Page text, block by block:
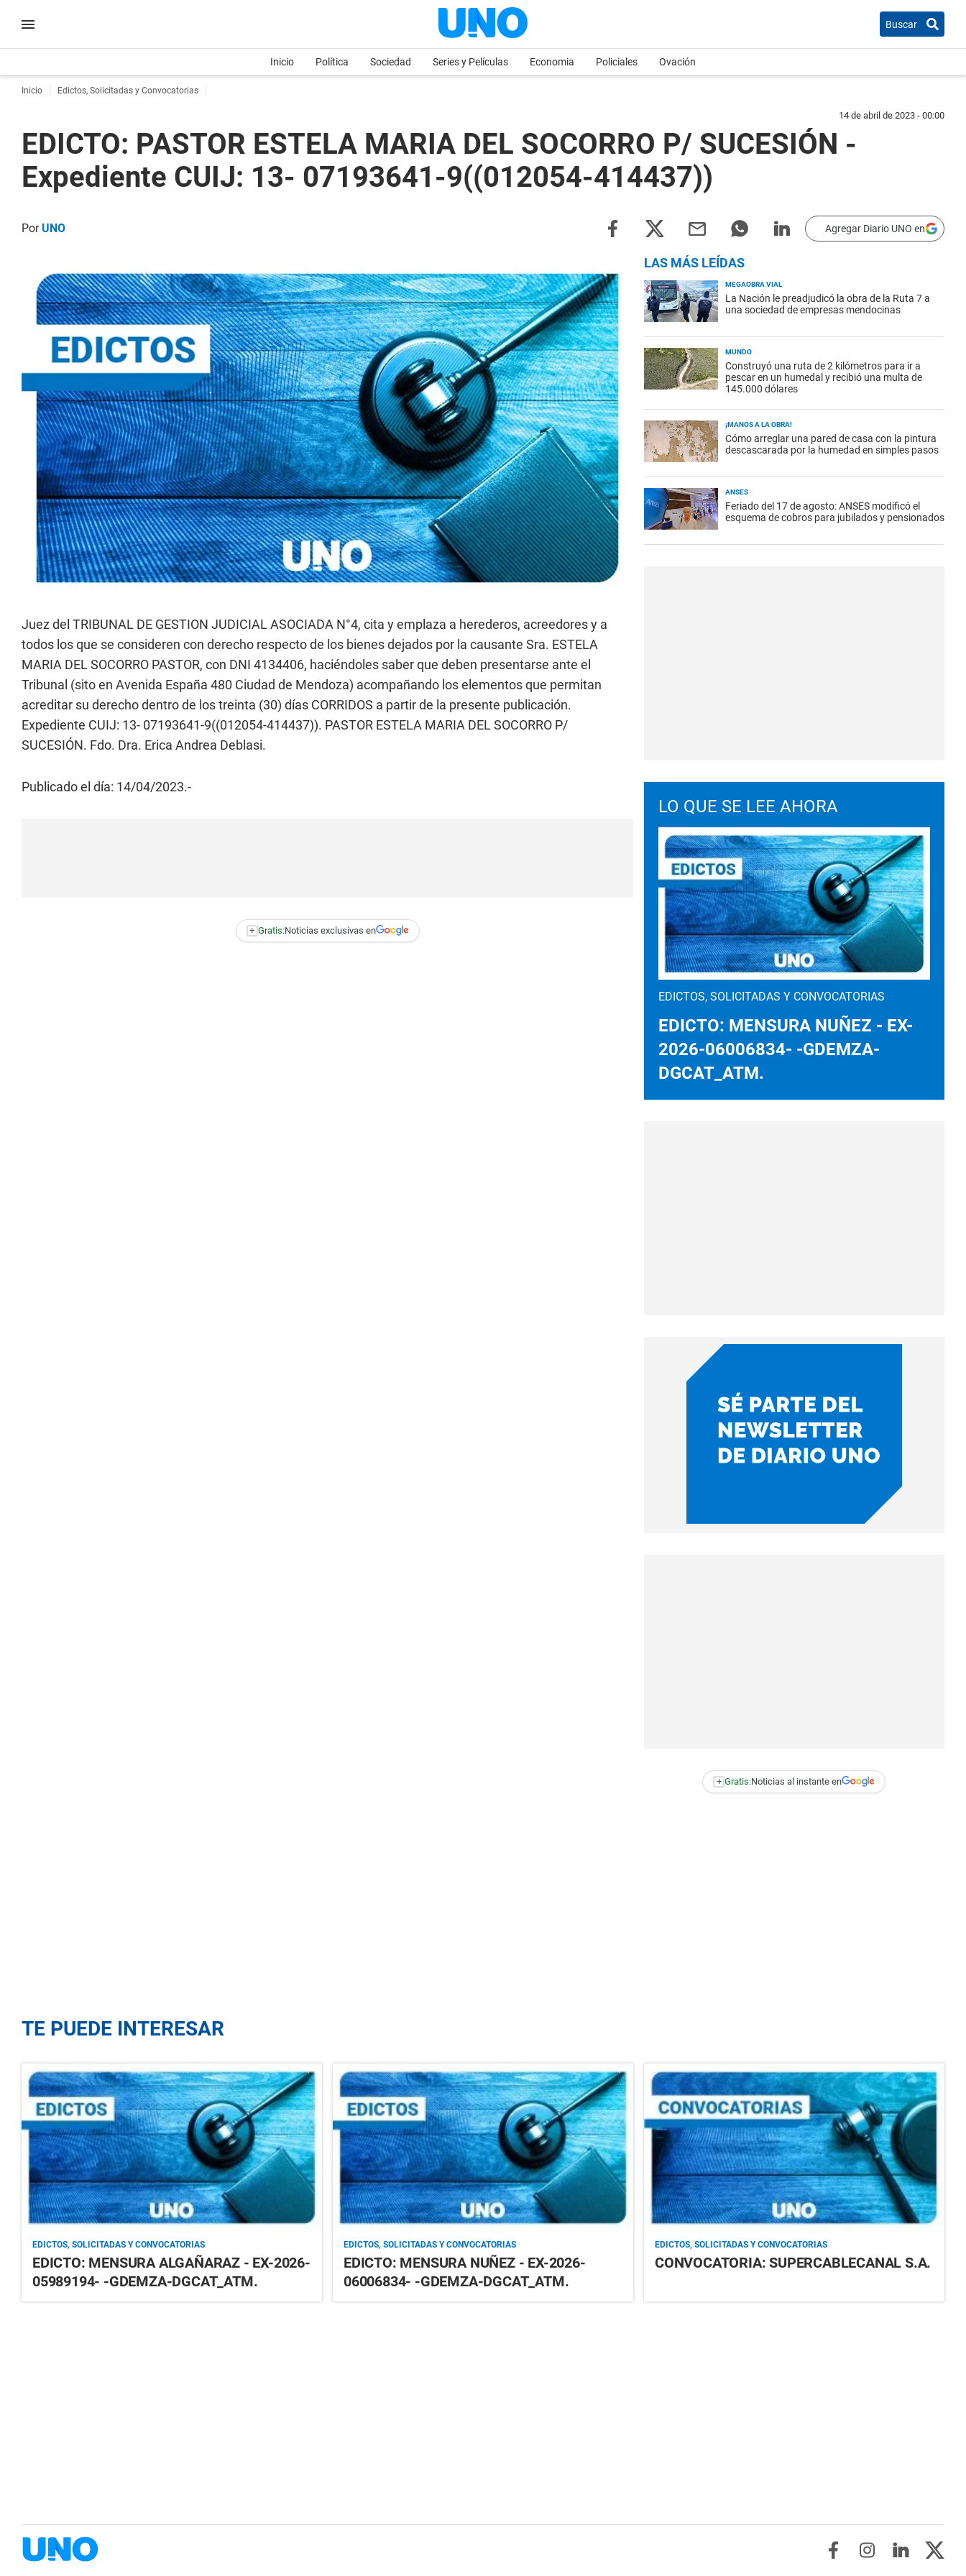
Buscar
Inicio Política Sociedad Series y Películas Economia Policiales Ovación
Inicio Edictos, Solicitadas y Convocatorias
14 de abril de 2023 - 00:00
EDICTO: PASTOR ESTELA MARIA DEL SOCORRO P/ SUCESIÓN -
Expediente CUIJ: 13- 07193641-9((012054-414437))
PorUNO Agregar Diario UNO en
Juez del TRIBUNAL DE GESTION JUDICIAL ASOCIADA N°4, cita y emplaza a herederos, acreedores y a
todos los que se consideren con derecho respecto de los bienes dejados por la causante Sra. ESTELA
MARIA DEL SOCORRO PASTOR, con DNI 4134406, haciéndoles saber que deben presentarse ante el
Tribunal (sito en Avenida España 480 Ciudad de Mendoza) acompañando los elementos que permitan
acreditar su derecho dentro de los treinta (30) días CORRIDOS a partir de la presente publicación.
Expediente CUIJ: 13- 07193641-9((012054-414437)). PASTOR ESTELA MARIA DEL SOCORRO P/
SUCESIÓN. Fdo. Dra. Erica Andrea Deblasi.
Publicado el día: 14/04/2023.-
+ Gratis:Noticias exclusivas en
LAS MÁS LEÍDAS
MEGAOBRA VIAL
La Nación le preadjudicó la obra de la Ruta 7 a
una sociedad de empresas mendocinas
MUNDO
Construyó una ruta de 2 kilómetros para ir a
pescar en un humedal y recibió una multa de
145.000 dólares
¡MANOS A LA OBRA!
Cómo arreglar una pared de casa con la pintura
descascarada por la humedad en simples pasos
ANSES
Feriado del 17 de agosto: ANSES modificó el
esquema de cobros para jubilados y pensionados
LO QUE SE LEE AHORA
EDICTOS, SOLICITADAS Y CONVOCATORIAS
EDICTO: MENSURA NUÑEZ - EX-
2026-06006834- -GDEMZA-
DGCAT_ATM.
+ Gratis:Noticias al instante en
TE PUEDE INTERESAR
EDICTOS, SOLICITADAS Y CONVOCATORIAS
EDICTO: MENSURA ALGAÑARAZ - EX-2026-
05989194- -GDEMZA-DGCAT_ATM.
EDICTOS, SOLICITADAS Y CONVOCATORIAS
EDICTO: MENSURA NUÑEZ - EX-2026-
06006834- -GDEMZA-DGCAT_ATM.
EDICTOS, SOLICITADAS Y CONVOCATORIAS
CONVOCATORIA: SUPERCABLECANAL S.A.